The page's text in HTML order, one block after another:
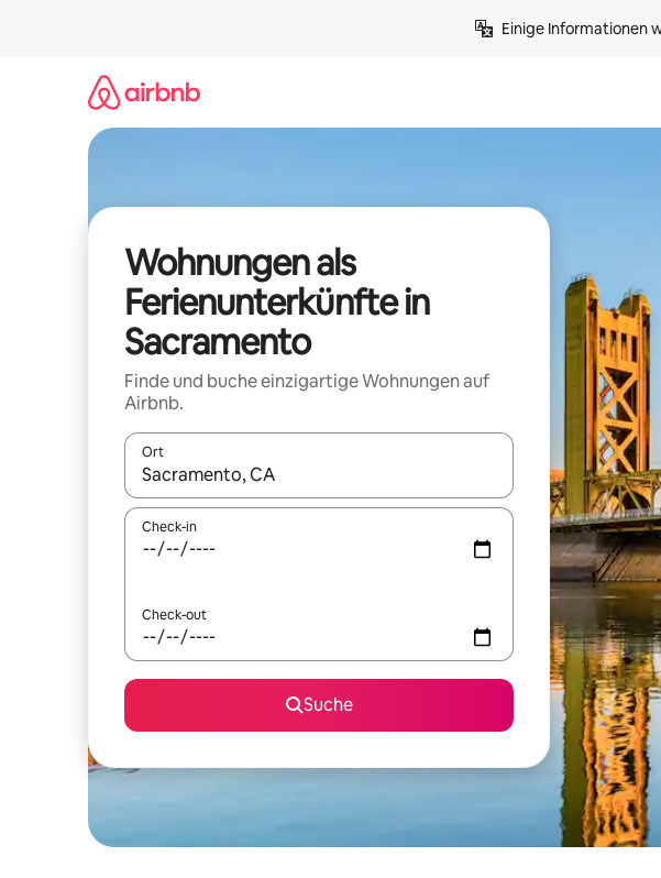
Einige Informationen
Wohnungen als
Ferienunterkünfte in
Sacramento
Finde und buche einzigartige Wohnungen auf
Airbnb.
Ort
Wenn Ergebnisse verfügbar sind, navigiere mit den Pfeiltasten nach
Check-in
Check-out
Suche